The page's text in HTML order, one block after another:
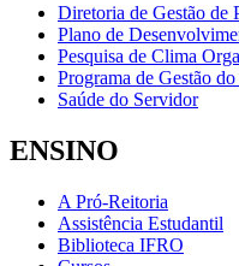
Diretoria de Gestão de
Plano de
Pesquisa de Clima
Programa de Gestão
Saúde do Servidor
ENSINO
A Pró-Reitoria
Assistência Estudantil
Biblioteca IFRO